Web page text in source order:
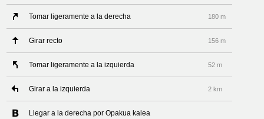
Tomar ligeramente a la derecha 180 m
Girar recto 156 m
Tomar ligeramente a la izquierda 52 m
Girar a la izquierda 2 km
Llegar a la derecha por Opakua kalea